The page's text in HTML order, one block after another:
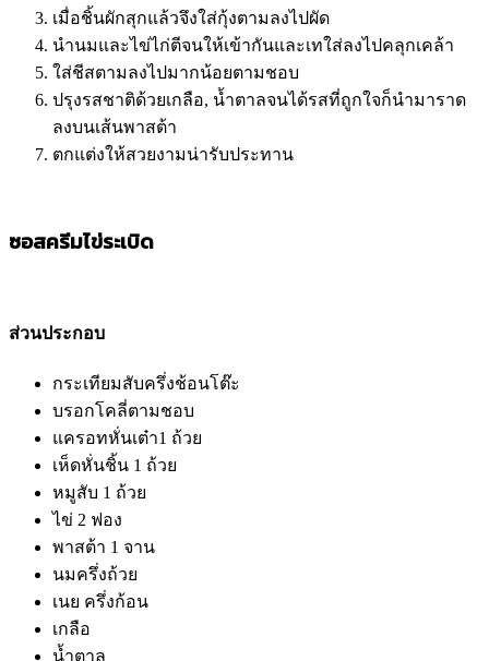
เมื่อชิ้นผักสุกแล้วจึงใส่กุ้งตามลงไปผัด
นำนมและไข่ไก่ตีจนให้เข้ากันและเทใส่ลงไปคลุกเคล้า
ใส่ชีสตามลงไปมากน้อยตามชอบ
ปรุงรสชาติด้วยเกลือ, น้ำตาลจนได้รสที่ถูกใจก็นำมาราด
ลงบนเส้นพาสต้า
ตกแต่งให้สวยงามน่ารับประทาน
ซอสครีมไข่ระเบิด
ส่วนประกอบ
กระเทียมสับครึ่งช้อนโต๊ะ
บรอกโคลี่ตามชอบ
แครอทหั่นเต๋า1 ถ้วย
เห็ดหั่นชิ้น 1 ถ้วย
หมูสับ 1 ถ้วย
ไข่ 2 ฟอง
พาสต้า 1 จาน
นมครึ่งถ้วย
เนย ครึ่งก้อน
เกลือ
น้ำตาล